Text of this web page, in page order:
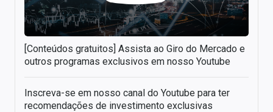
[Conteúdos gratuitos] Assista ao Giro do Mercado e
outros programas exclusivos em nosso Youtube
Inscreva-se em nosso canal do Youtube para ter
recomendações de investimento exclusivas